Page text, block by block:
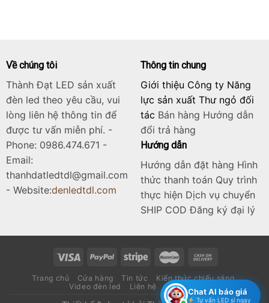
Về chúng tôi
Thành Đạt LED sản xuất
đèn led theo yêu cầu, vui
lòng liên hệ thông tin để
được tư vấn miễn phí. -
Phone: 0986.474.671 -
Email:
thanhdatledtdl@gmail.com
- Website:denledtdl.com
Thông tin chung
Giới thiệu Công ty Năng
lực sản xuất Thư ngỏ đối
tác Bán hàng Hướng dẫn
đổi trả hàng
Hướng dẫn
Hướng dẫn đặt hàng Hình
thức thanh toán Quy trình
thực hiện Dịch vụ chuyển
SHIP COD Đăng ký đại lý
Trang chủ Cửa hàng Tin tức
Kiến thức chiếu sáng
Video đèn led
Liên hệ Catalogue
Chat AI báo giá
Tư vấn LED sỉ ngay